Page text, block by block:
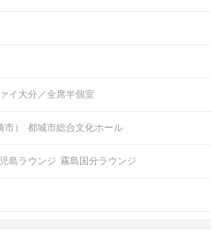
イ大分／全席半個室
） 都城市総合文化ホール
島ラウンジ 霧島国分ラウンジ